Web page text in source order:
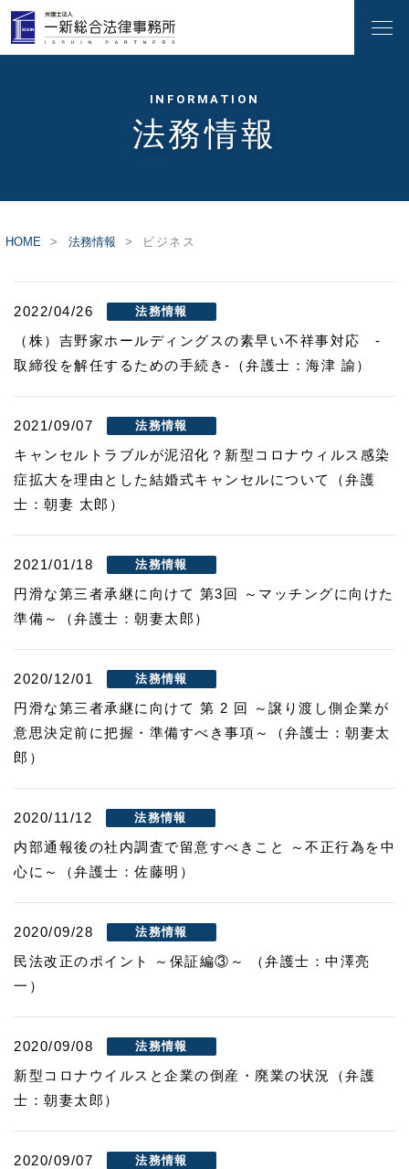
INFORMATION
法務情報
HOME 法務情報 ビジネス
2022/04/26 法務情報
（株）吉野家ホールディングスの素早い不祥事対応 ‐
取締役を解任するための手続き‐（弁護士：海津 諭）
2021/09/07 法務情報
キャンセルトラブルが泥沼化？新型コロナウィルス感染
症拡大を理由とした結婚式キャンセルについて（弁護
士：朝妻 太郎）
2021/01/18 法務情報
円滑な第三者承継に向けて 第3回 ～マッチングに向けた
準備～（弁護士：朝妻太郎）
2020/12/01 法務情報
円滑な第三者承継に向けて 第 2 回 ～譲り渡し側企業が
意思決定前に把握・準備すべき事項～（弁護士：朝妻太
郎）
2020/11/12 法務情報
内部通報後の社内調査で留意すべきこと ～不正行為を中
心に～（弁護士：佐藤明）
2020/09/28 法務情報
民法改正のポイント ～保証編③～ （弁護士：中澤亮
一）
2020/09/08 法務情報
新型コロナウイルスと企業の倒産・廃業の状況（弁護
士：朝妻太郎）
2020/09/07 法務情報